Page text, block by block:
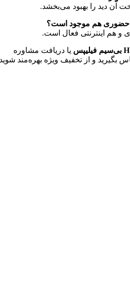
آن دید را بهبود می‌بخشد.
حضوری هم موجود است؟
و هم اینترنتی فعال است.
بی‌سیم فیلیپس یا دریافت مشاوره
بگیرید و از تخفیف ویژه بهره‌مند